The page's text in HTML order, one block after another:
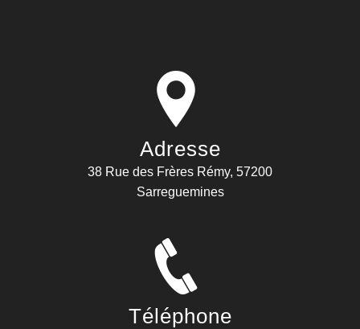
Adresse
38 Rue des Frères Rémy, 57200
Sarreguemines
Téléphone